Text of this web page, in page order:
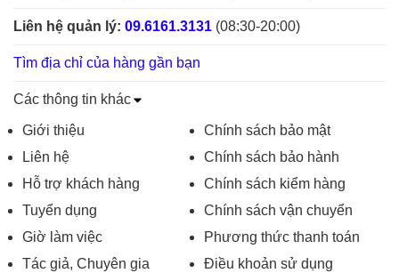
Liên hệ quản lý: 09.6161.3131 (08:30-20:00)
Tìm địa chỉ của hàng gần bạn
Các thông tin khác
Giới thiệu
Liên hệ
Hỗ trợ khách hàng
Tuyển dụng
Giờ làm việc
Tác giả, Chuyên gia
Chính sách bảo mật
Chính sách bảo hành
Chính sách kiểm hàng
Chính sách vận chuyển
Phương thức thanh toán
Điều khoản sử dụng